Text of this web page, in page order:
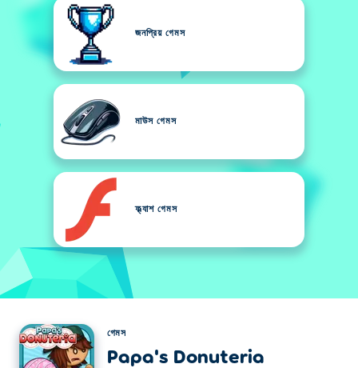
জনপ্রিয় গেমস
মাউস গেমস
ফ্ল্যাশ গেমস
গেমস
Papa's Donuteria